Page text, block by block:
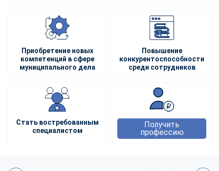
Приобретение новых
компетенций в сфере
муниципального дела
Повышение
конкурентоспособности
среди сотрудников
Стать востребованным
специалистом
Получить
профессию